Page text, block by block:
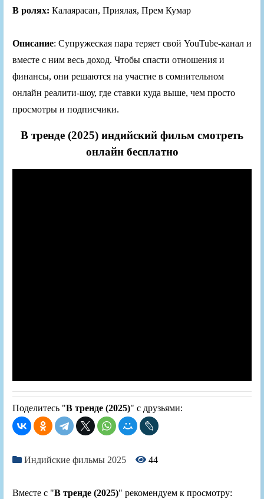
В ролях: Калаярасан, Приялая, Прем Кумар
Описание: Супружеская пара теряет свой YouTube-канал и
вместе с ним весь доход. Чтобы спасти отношения и
финансы, они решаются на участие в сомнительном
онлайн реалити-шоу, где ставки куда выше, чем просто
просмотры и подписчики.
В тренде (2025) индийский фильм смотреть
онлайн бесплатно
Поделитесь "В тренде (2025)" с друзьями:
Индийские фильмы 2025 44
Вместе с "В тренде (2025)" рекомендуем к просмотру: